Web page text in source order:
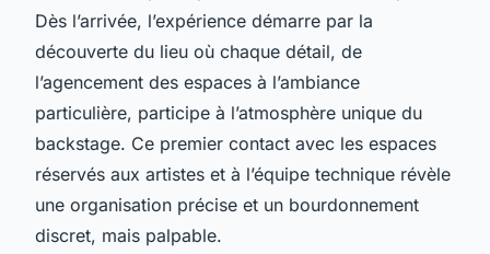
Dès l’arrivée, l’expérience démarre par la
découverte du lieu où chaque détail, de
l’agencement des espaces à l’ambiance
particulière, participe à l’atmosphère unique du
backstage. Ce premier contact avec les espaces
réservés aux artistes et à l’équipe technique révèle
une organisation précise et un bourdonnement
discret, mais palpable.